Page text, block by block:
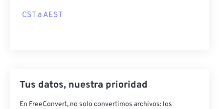
CST a AEST
Tus datos, nuestra prioridad
En FreeConvert, no solo convertimos archivos: los